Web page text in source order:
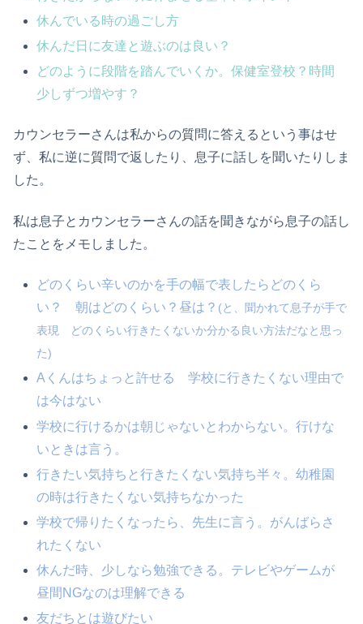
休んでいる時の過ごし方
休んだ日に友達と遊ぶのは良い？
どのように段階を踏んでいくか。保健室登校？時間
少しずつ増やす？
カウンセラーさんは私からの質問に答えるという事はせ
ず、私に逆に質問で返したり、息子に話しを聞いたりしま
した。
私は息子とカウンセラーさんの話を聞きながら息子の話し
たことをメモしました。
どのくらい辛いのかを手の幅で表したらどのくら
い？ 朝はどのくらい？昼は？ (と、聞かれて息子が手で
表現 どのくらい行きたくないか分かる良い方法だなと思っ
た)
Aくんはちょっと許せる 学校に行きたくない理由で
は今はない
学校に行けるかは朝じゃないとわからない。行けな
いときは言う。
行きたい気持ちと行きたくない気持ち半々。幼稚園
の時は行きたくない気持ちなかった
学校で帰りたくなったら、先生に言う。がんばらさ
れたくない
休んだ時、少しなら勉強できる。テレビやゲームが
昼間NGなのは理解できる
友だちとは遊びたい